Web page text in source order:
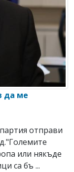
да ме
отправи
или някъде
са бъ ...